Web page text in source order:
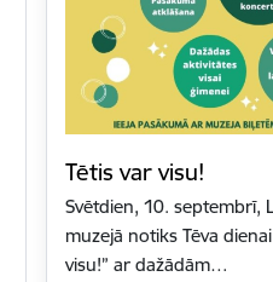
Tētis var visu!
Svētdien, 10. septembrī,
muzejā notiks Tēva
visu!” ar dažādām…